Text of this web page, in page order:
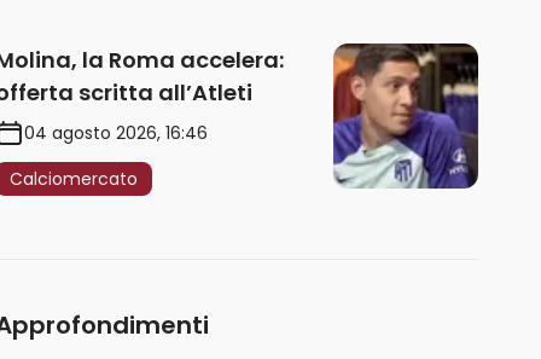
la Roma accelera:
scritta all’Atleti
04 agosto 2026, 16:46
Calciomercato